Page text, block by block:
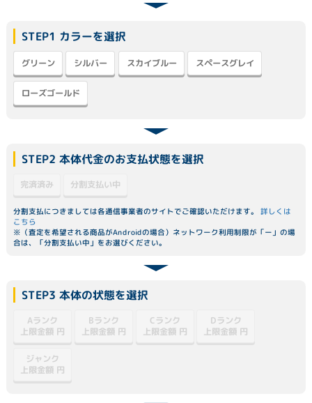
STEP1 カラーを選択
グリーン シルバー スカイブルー スペースグレイ
ローズゴールド
STEP2 本体代金のお支払状態を選択
完済済み 分割支払い中
分割支払につきましては各通信事業者のサイトでご確認いただけます。詳しくは
こちら
※（査定を希望される商品がAndroidの場合）ネットワーク利用制限が「ー」の場
合は、「分割支払い中」をお選びください。
STEP3 本体の状態を選択
Aランク
上限金額 円
Bランク
上限金額 円
Cランク
上限金額 円
Dランク
上限金額 円
ジャンク
上限金額 円